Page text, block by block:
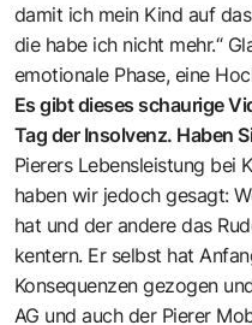
damit ich mein Kind auf
die habe ich nicht mehr.“
emotionale Phase, eine
Es gibt dieses schaurige
Tag der Insolvenz. Haben
Pierers Lebensleistung bei
haben wir jedoch gesagt:
hat und der andere das
kentern. Er selbst hat
Konsequenzen gezogen
AG und auch der Pierer